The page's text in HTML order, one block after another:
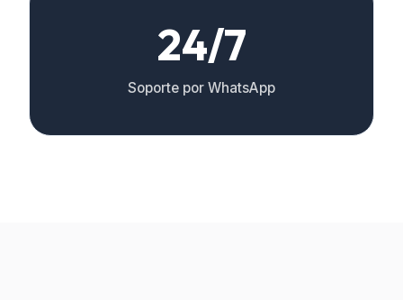
24/7
Soporte por WhatsApp